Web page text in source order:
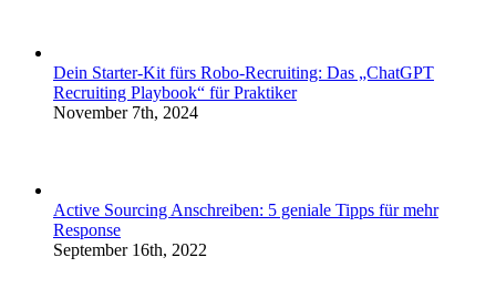
Dein Starter-Kit fürs Robo-Recruiting: Das „ChatGPT
Recruiting Playbook“ für Praktiker
November 7th, 2024
Active Sourcing Anschreiben: 5 geniale Tipps für mehr
Response
September 16th, 2022